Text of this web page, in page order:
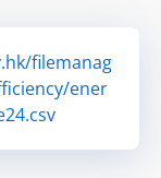
filemanag
ener